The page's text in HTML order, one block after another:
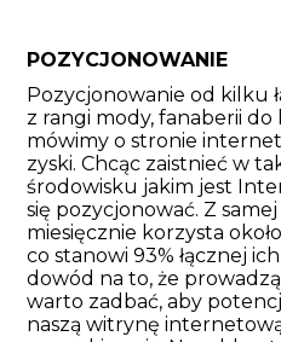
POZYCJONOWANIE
Pozycjonowanie od kilku
z rangi mody, fanaberii do
mówimy o stronie
zyski. Chcąc zaistnieć w
środowisku jakim jest
się pozycjonować. Z
miesięcznie korzysta
co stanowi 93% łącznej
dowód na to, że
warto zadbać, aby
naszą witrynę